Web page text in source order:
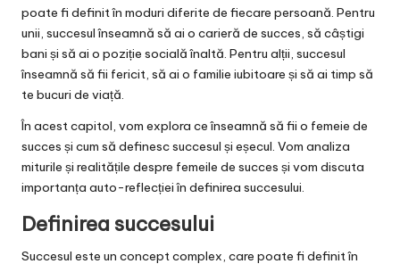
poate fi definit în moduri diferite de fiecare persoană. Pentru
unii, succesul înseamnă să ai o carieră de succes, să câștigi
bani și să ai o poziție socială înaltă. Pentru alții, succesul
înseamnă să fii fericit, să ai o familie iubitoare și să ai timp să
te bucuri de viață.
În acest capitol, vom explora ce înseamnă să fii o femeie de
succes și cum să definesc succesul și eșecul. Vom analiza
miturile și realitățile despre femeile de succes și vom discuta
importanța auto-reflecției în definirea succesului.
Definirea succesului
Succesul este un concept complex, care poate fi definit în